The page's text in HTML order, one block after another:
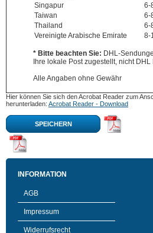
Singapur
6-
Taiwan
6-
Thailand
6-
Vereinigte Arabische Emirate
8-
* Bitte beachten Sie: DHL-
Ihre lokale Post zugestellt, nicht DHL
Alle Angaben ohne Gewähr
Hier können Sie sich den Acrobat Reader zum
herunterladen: Acrobat Reader - Download
SPEICHERN
INFORMATION
AGB
Impressum
Widerrufsrecht